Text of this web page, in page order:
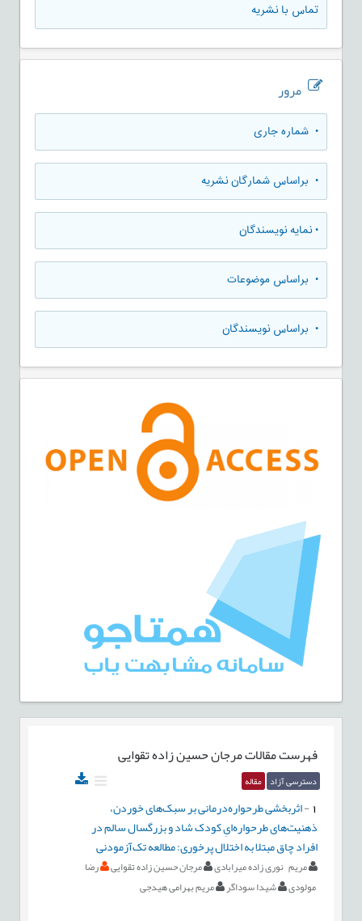
تماس با نشریه
مرور
• شماره جاری
• براساس شمارگان نشریه
•نمایه نویسندگان
• براساس موضوعات
• براساس نویسندگان
فهرست مقالاتمرجان حسین زاده تقوایی
دسترسی آزاد مقاله
-اثربخشی طرحواره‌درمانی بر سبک‌های خوردن،
ذهنیت‌های طرحواره‌ایِ کودک شاد و بزرگسال سالم در
افراد چاق مبتلا به اختلال پرخوری: مطالعه تک‌آزمودنی
مریم نوری زاده میرابادی مرجان حسین زاده تقوایی
رضا
مولودی
شیدا سوداگر مریم بهرامی هیدجی